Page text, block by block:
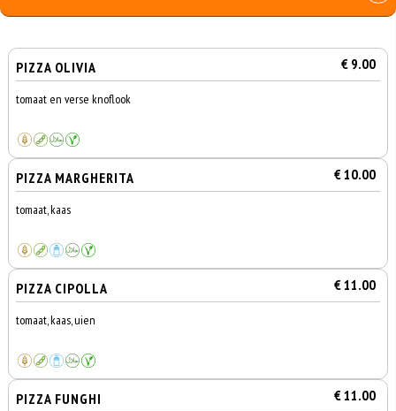
PIZZA OLIVIA € 9.00
tomaat en verse knoflook
PIZZA MARGHERITA € 10.00
tomaat, kaas
PIZZA CIPOLLA € 11.00
tomaat, kaas, uien
PIZZA FUNGHI € 11.00